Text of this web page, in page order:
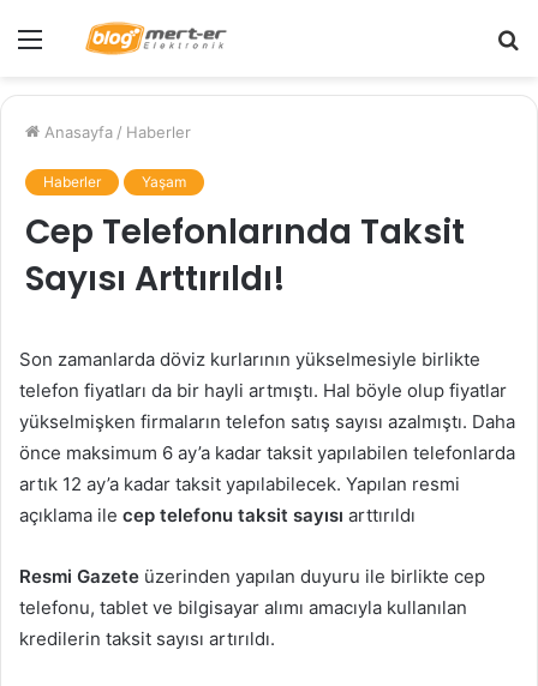
Menü
Anasayfa / Haberler
Haberler Yaşam
Cep Telefonlarında Taksit
Sayısı Arttırıldı!
Son zamanlarda döviz kurlarının yükselmesiyle birlikte
telefon fiyatları da bir hayli artmıştı. Hal böyle olup fiyatlar
yükselmişken firmaların telefon satış sayısı azalmıştı. Daha
önce maksimum 6 ay’a kadar taksit yapılabilen telefonlarda
artık 12 ay’a kadar taksit yapılabilecek. Yapılan resmi
açıklama ile cep telefonu taksit sayısı arttırıldı
Resmi Gazete üzerinden yapılan duyuru ile birlikte cep
telefonu, tablet ve bilgisayar alımı amacıyla kullanılan
kredilerin taksit sayısı artırıldı.